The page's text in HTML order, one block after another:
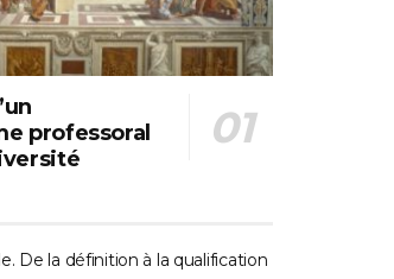
professoral
De la définition à la qualification